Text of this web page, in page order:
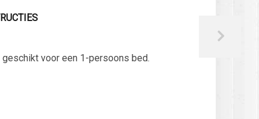
voor een 1-persoons bed.